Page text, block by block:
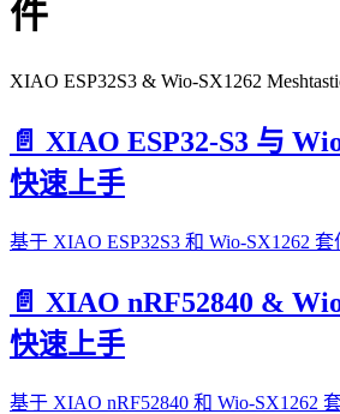
件
XIAO ESP32S3 & Wio-SX1262
📄️ XIAO ESP32-S3 与
快速上手
基于 XIAO ESP32S3 和 Wio-SX1262 套
📄️ XIAO nRF52840 &
快速上手
基于 XIAO nRF52840 和 Wio-SX1262